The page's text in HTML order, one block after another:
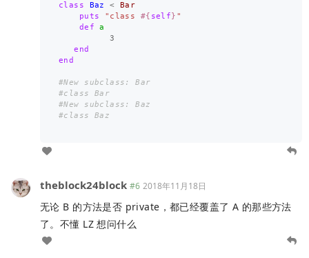
class Baz <
Bar
puts
"class #{ self } "
def
a
3
end
end
#New subclass: Bar
#class Bar
#New subclass: Baz
#class Baz
theblock24block #6 2018年11月18日
无论 B 的方法是否 private，都已经覆盖了 A 的那些方法
了。不懂 LZ 想问什么